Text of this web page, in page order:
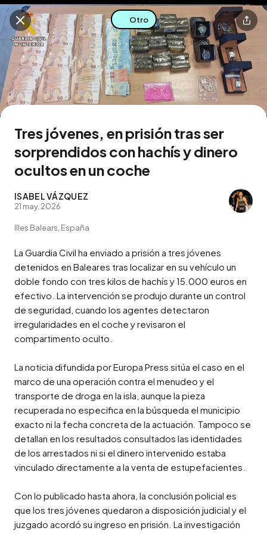
Descarga la app
Buscar en esta zona
Otro
Tres jóvenes, en prisión tras ser
sorprendidos con hachís y dinero
ocultos en un coche
ISABEL VÁZQUEZ
21 may. 2026
Illes Balears, España
La Guardia Civil ha enviado a prisión a tres jóvenes
detenidos en Baleares tras localizar en su vehículo un
doble fondo con tres kilos de hachís y 15.000 euros en
efectivo. La intervención se produjo durante un control
de seguridad, cuando los agentes detectaron
irregularidades en el coche y revisaron el
compartimento oculto.
La noticia difundida por Europa Press sitúa el caso en el
marco de una operación contra el menudeo y el
transporte de droga en la isla, aunque la pieza
recuperada no especifica en la búsqueda el municipio
exacto ni la fecha concreta de la actuación. Tampoco se
detallan en los resultados consultados las identidades
de los arrestados ni si el dinero intervenido estaba
vinculado directamente a la venta de estupefacientes.
Con lo publicado hasta ahora, la conclusión policial es
que los tres jóvenes quedaron a disposición judicial y el
juzgado acordó su ingreso en prisión. La investigación